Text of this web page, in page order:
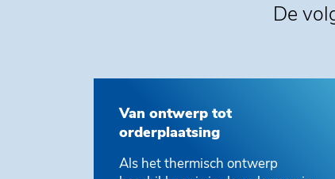
De
Van ontwerp tot
orderplaatsing
Als het thermisch ontwerp